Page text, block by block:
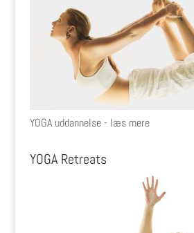
YOGA uddannelse - læs mere
YOGA Retreats